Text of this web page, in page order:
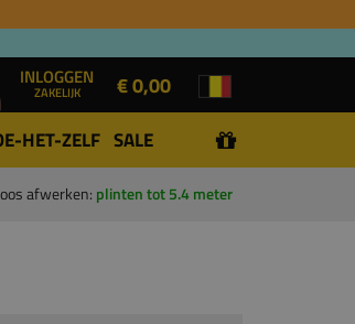
INLOGGEN
ZAKELIJK € 0,00
HET-ZELF SALE
afwerken: plinten tot 5.4 meter